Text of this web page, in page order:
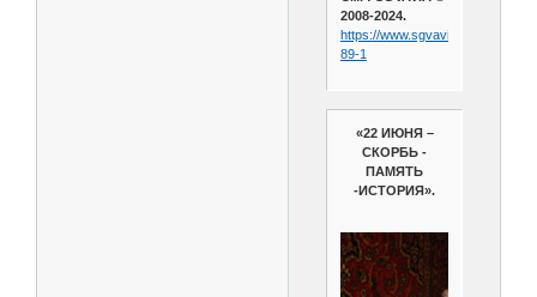
2008-2024.
https://www.sgvavia.ru/forum/
89-1
«22 ИЮНЯ –
СКОРБЬ -
ПАМЯТЬ
-ИСТОРИЯ».